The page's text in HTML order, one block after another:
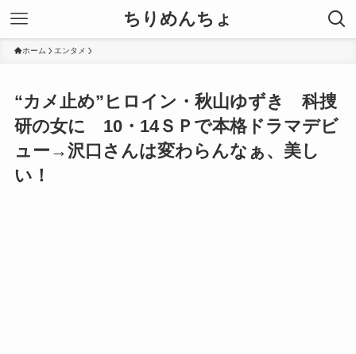
ちりめんちょ
ホーム エンタメ
“カメ止め”ヒロイン・秋山ゆずき 科捜
研の女に 10・14ＳＰで本格ドラマデビ
ュー→沢口さんは変わらんなぁ、美し
い！